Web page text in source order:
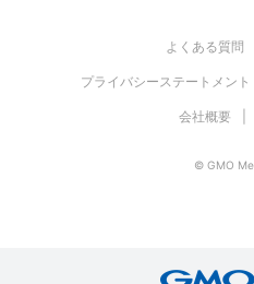
よくある質問
プライバシーステートメント
会社概要
© GMO